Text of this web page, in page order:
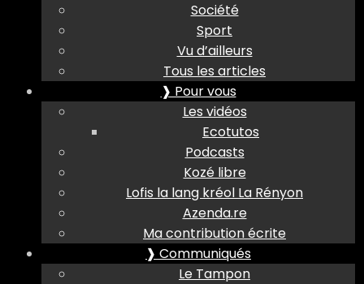
Société
Sport
Vu d’ailleurs
Tous les articles
❱ Pour vous
Les vidéos
Ecotutos
Podcasts
Kozé libre
Lofis la lang kréol La Rényon
Azenda.re
Ma contribution écrite
❱ Communiqués
Le Tampon